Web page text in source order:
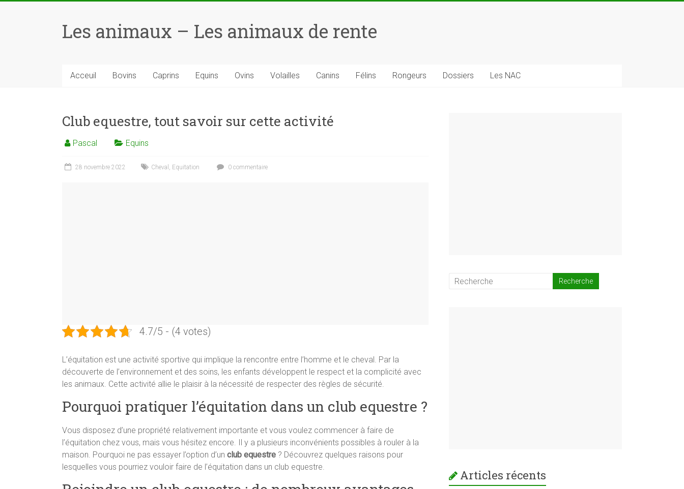
Les animaux – Les animaux de rente
Acceuil Bovins Caprins Equins Ovins Volailles Canins Félins Rongeurs Dossiers Les NAC
Club equestre, tout savoir sur cette activité
Pascal Equins
28 novembre 2022 Cheval , Equitation 0 commentaire
4.7/5 - (4 votes)
L’équitation est une activité sportive qui implique la rencontre entre l’homme et le cheval. Par la
découverte de l’environnement et des soins, les enfants développent le respect et la complicité avec
les animaux. Cette activité allie le plaisir à la nécessité de respecter des règles de sécurité.
Pourquoi pratiquer l’équitation dans un club equestre ?
Vous disposez d’une propriété relativement importante et vous voulez commencer à faire de
l’équitation chez vous, mais vous hésitez encore. Il y a plusieurs inconvénients possibles à rouler à la
maison. Pourquoi ne pas essayer l’option d’un club equestre ? Découvrez quelques raisons pour
lesquelles vous pourriez vouloir faire de l’équitation dans un club equestre.
Articles récents